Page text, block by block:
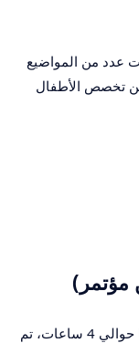
عدد من المواضيع
تخصص الأطفال
ويتمثل الكورس في محاضرة واحدة تبلغ مدتها حوالي 4 ساعات، تم